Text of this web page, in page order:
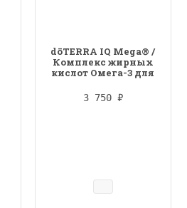
dōTERRA IQ Mega® /
Комплекс жирных
кислот Омега-3 для
3 750 ₽